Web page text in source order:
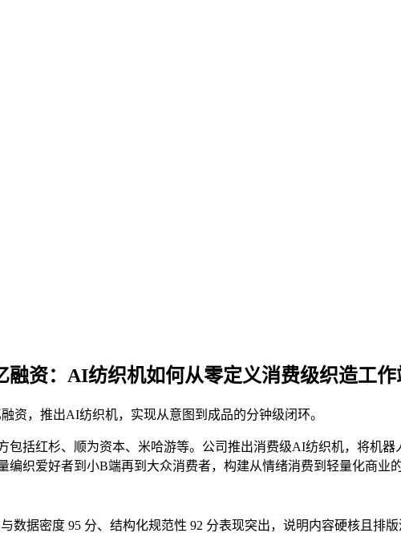
融资：AI纺织机如何从零定义消费级织造工作
资，推出AI纺织机，实现从意图到成品的分钟级闭环。
括红杉、顺为资本、米哈游等。公司推出消费级AI纺织机，将机
织爱好者到小B端再到大众消费者，构建从情绪消费到轻量化商业的
数据密度 95 分、结构化规范性 92 分表现突出，说明内容硬核且排版